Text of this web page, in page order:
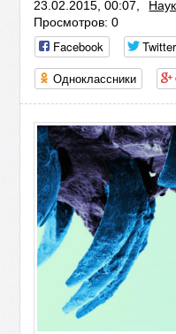
23.02.2015, 00:07,
Просмотров: 0
Facebook Twitter
Одноклассники